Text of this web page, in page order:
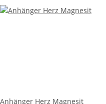
Anhänger Herz Magnesit